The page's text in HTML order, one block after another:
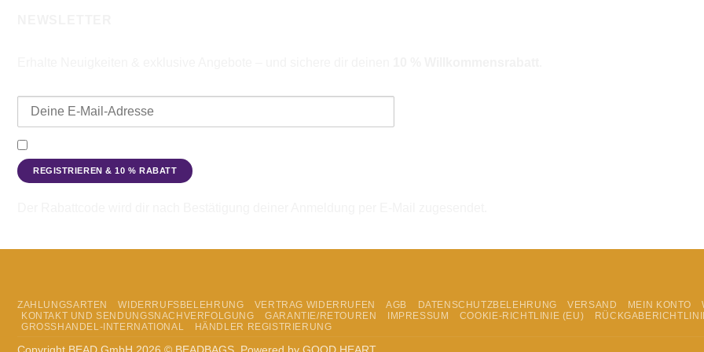
ZAHLUNGSARTEN WIDERRUFSBELEHRUNG VERTRAG WIDERRUFEN AGB DATENSCHUTZBELEHRUNG VERSAND MEIN KONTO
KONTAKT UND SENDUNGSNACHVERFOLGUNG
GARANTIE/RETOUREN IMPRESSUM COOKIE-RICHTLINIE (EU)
GROSSHANDEL-INTERNATIONAL
HÄNDLER REGISTRIERUNG